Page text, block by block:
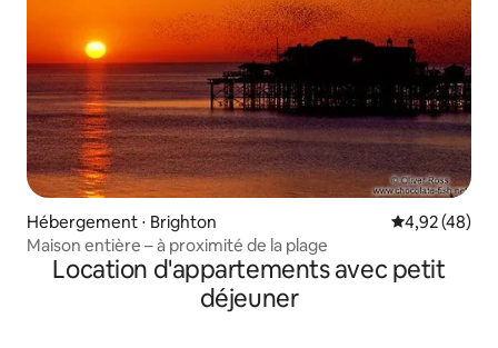
Hébergement ⋅ Brighton Évaluation
4,92 (48)
Maison entière – à proximité de la plage
Location d'appartements avec petit
déjeuner